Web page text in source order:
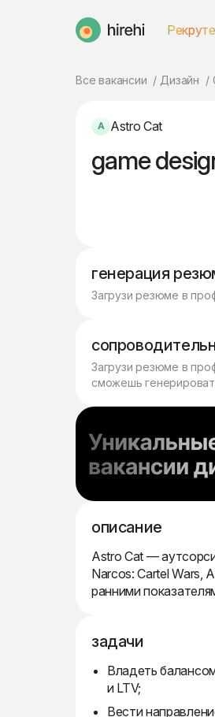
HireHi
Все вакансии Дизайн
Astro Cat
game
генерация
Загрузи резюме в
Загрузи резюме в
сможешь
описание
Astro Cat —
Narcos: Cartel Wars,
ранними
задачи
Владеть
и LTV;
Вести